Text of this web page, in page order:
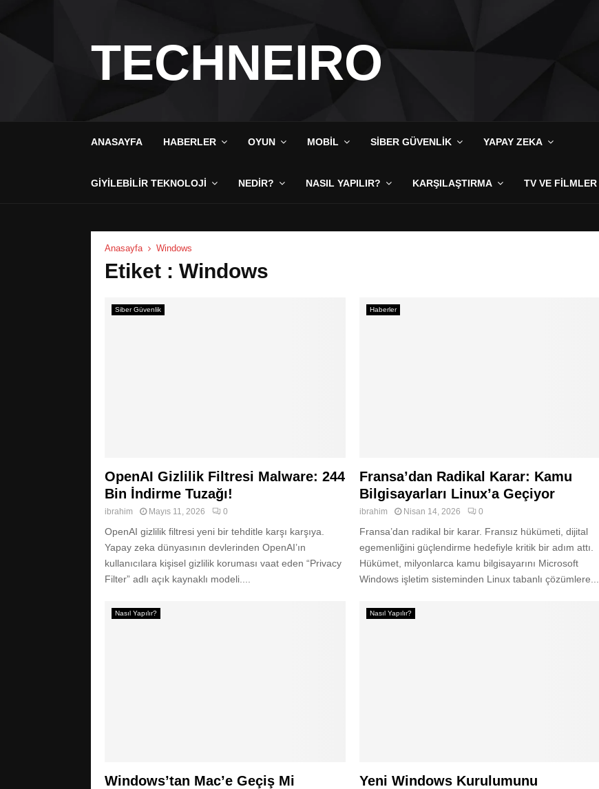
TECHNEIRO
ANASAYFA HABERLER OYUN MOBIL SIBER GÜVENLIK YAPAY ZEKA
GIYILEBILIR TEKNOLOJI NEDIR? NASIL YAPILIR? KARŞILAŞTIRMA TV VE FILMLER
Anasayfa Windows
Etiket : Windows
Siber Güvenlik
OpenAI Gizlilik Filtresi Malware: 244
Bin İndirme Tuzağı!
ibrahim Mayıs 11, 2026 0
OpenAI gizlilik filtresi yeni bir tehditle karşı karşıya.
Yapay zeka dünyasının devlerinden OpenAI’ın
kullanıcılara kişisel gizlilik koruması vaat eden “Privacy
Filter” adlı açık kaynaklı modeli....
Haberler
Fransa’dan Radikal Karar: Kamu
Bilgisayarları Linux’a Geçiyor
ibrahim Nisan 14, 2026 0
Fransa’dan radikal bir karar. Fransız hükümeti, dijital
egemenliğini güçlendirme hedefiyle kritik bir adım attı.
Hükümet, milyonlarca kamu bilgisayarını Microsoft
Windows işletim sisteminden Linux tabanlı çözümlere...
Nasıl Yapılır?
Windows’tan Mac’e Geçiş Mi
Nasıl Yapılır?
Yeni Windows Kurulumunu